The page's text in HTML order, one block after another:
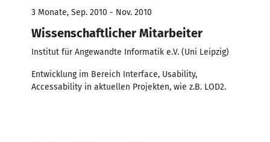
3 Monate, Sep. 2010 - Nov. 2010
Wissenschaftlicher Mitarbeiter
Institut für Angewandte Informatik e.V. (Uni Leipzig)
Entwicklung im Bereich Interface, Usability,
Accessability in aktuellen Projekten, wie z.B. LOD2.